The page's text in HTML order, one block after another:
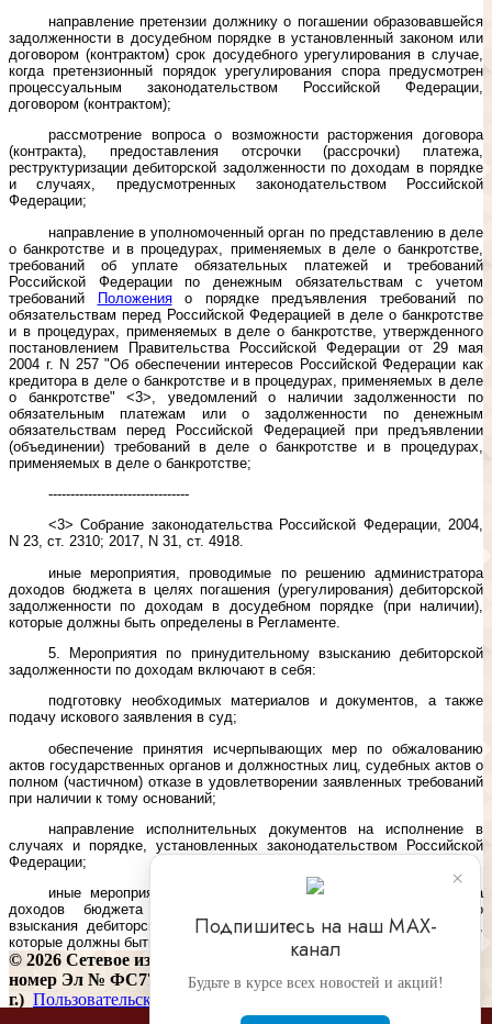
направление претензии должнику о погашении образовавшейся
задолженности в досудебном порядке в установленный законом или
договором (контрактом) срок досудебного урегулирования в случае,
когда претензионный порядок урегулирования спора предусмотрен
процессуальным законодательством Российской Федерации,
договором (контрактом);
рассмотрение вопроса о возможности расторжения договора
(контракта), предоставления отсрочки (рассрочки) платежа,
реструктуризации дебиторской задолженности по доходам в порядке
и случаях, предусмотренных законодательством Российской
Федерации;
направление в уполномоченный орган по представлению в деле
о банкротстве и в процедурах, применяемых в деле о банкротстве,
требований об уплате обязательных платежей и требований
Российской Федерации по денежным обязательствам с учетом
требований Положенияо порядке предъявления требований по
обязательствам перед Российской Федерацией в деле о банкротстве
и в процедурах, применяемых в деле о банкротстве, утвержденного
постановлением Правительства Российской Федерации от 29 мая
2004 г. N 257 "Об обеспечении интересов Российской Федерации как
кредитора в деле о банкротстве и в процедурах, применяемых в деле
о банкротстве" <3>, уведомлений о наличии задолженности по
обязательным платежам или о задолженности по денежным
обязательствам перед Российской Федерацией при предъявлении
(объединении) требований в деле о банкротстве и в процедурах,
применяемых в деле о банкротстве;
--------------------------------
<3> Собрание законодательства Российской Федерации, 2004,
N 23, ст. 2310; 2017, N 31, ст. 4918.
иные мероприятия, проводимые по решению администратора
доходов бюджета в целях погашения (урегулирования) дебиторской
задолженности по доходам в досудебном порядке (при наличии),
которые должны быть определены в Регламенте.
5. Мероприятия по принудительному взысканию дебиторской
задолженности по доходам включают в себя:
подготовку необходимых материалов и документов, а также
подачу искового заявления в суд;
обеспечение принятия исчерпывающих мер по обжалованию
актов государственных органов и должностных лиц, судебных актов о
полном (частичном) отказе в удовлетворении заявленных требований
при наличии к тому оснований;
направление исполнительных документов на исполнение в
случаях и порядке, установленных законодательством Российской
Федерации;
иные мероприятия, проводимые по решению администратора
доходов бюджета в целях осуществления принудительного
взыскания дебиторской задолженности по доходам (при наличии),
которые должны быть определены в Регламенте.
© 2026 Сетевое издание «Финконтроль» (регистрационный
номер Эл № ФС77-81487 от 16 июля 2021
г.) Пользовательское соглашение
×
Подпишитесь на наш МАХ-
канал
Будьте в курсе всех новостей и акций!